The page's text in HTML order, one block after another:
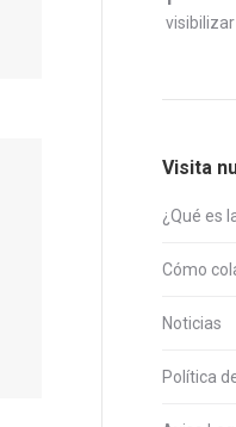
visibilizar
Visita
¿Qué es
Cómo
Noticias
Política